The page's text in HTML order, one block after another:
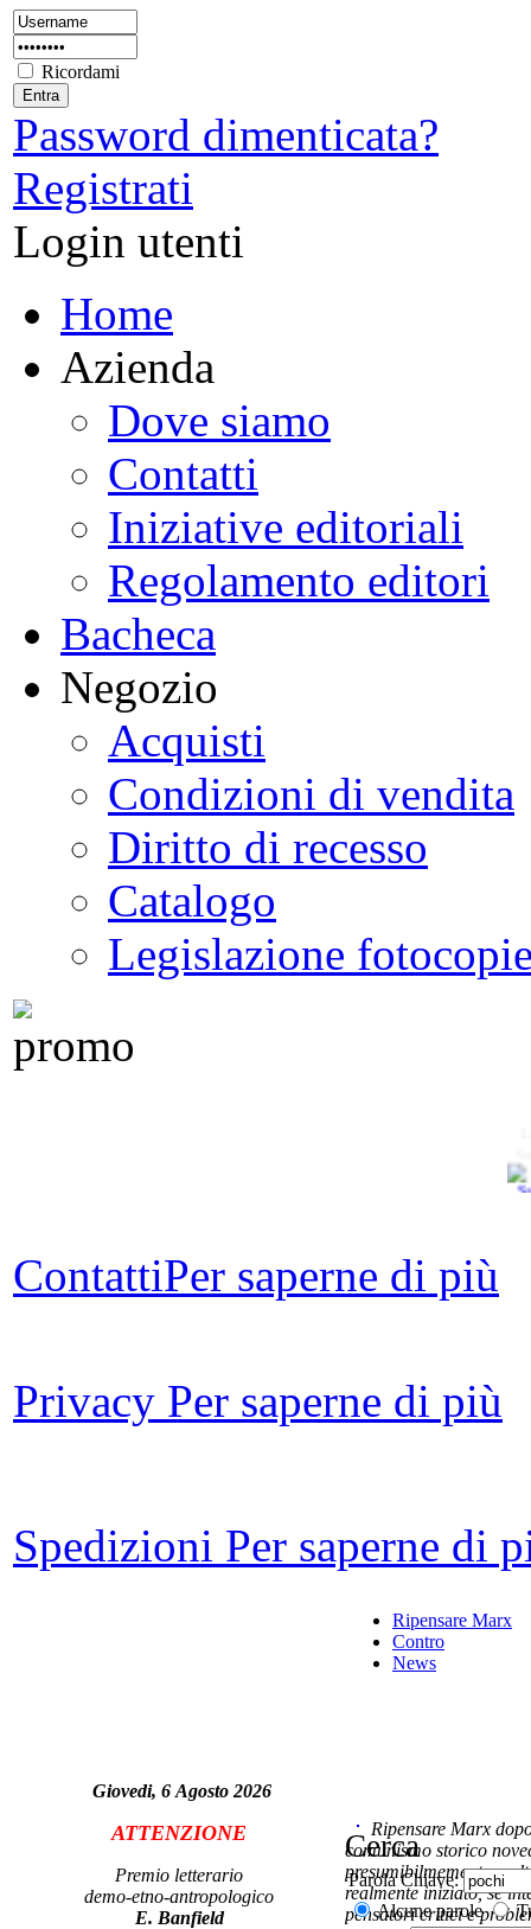
Ricordami
Password dimenticata?
Registrati
Login utenti
Home
Azienda
Dove siamo
Contatti
Iniziative editoriali
Regolamento editori
Bacheca
Negozio
Acquisti
Condizioni di vendita
Diritto di recesso
Catalogo
Legislazione
ContattiPer saperne di più
Privacy Per saperne di più
Spedizioni Per saperne di
Giovedi, 6 Agosto 2026
ATTENZIONE
Premio letterario
demo-etno-antropologico
E. Banfield
Ripensare Marx
Contro
News
Ripensare Marx
comunismo storico
presumibilmemente
realmente iniziato, se
pensatori critici e
Cerca
Parola Chiave:
Alcune parole